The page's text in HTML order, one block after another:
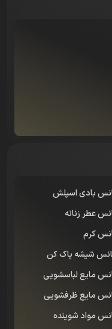
بادی اسپلش
عطر زنانه
کرم
شیشه پاک کن
مایع لباسشویی
مایع ظرفشویی
مواد شوینده